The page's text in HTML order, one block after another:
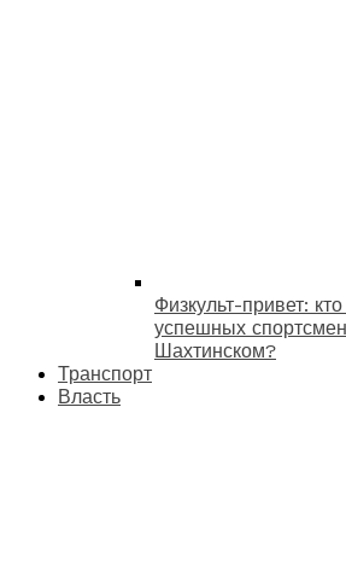
Физкульт-привет:
успешных
Шахтинском?
Транспорт
Власть